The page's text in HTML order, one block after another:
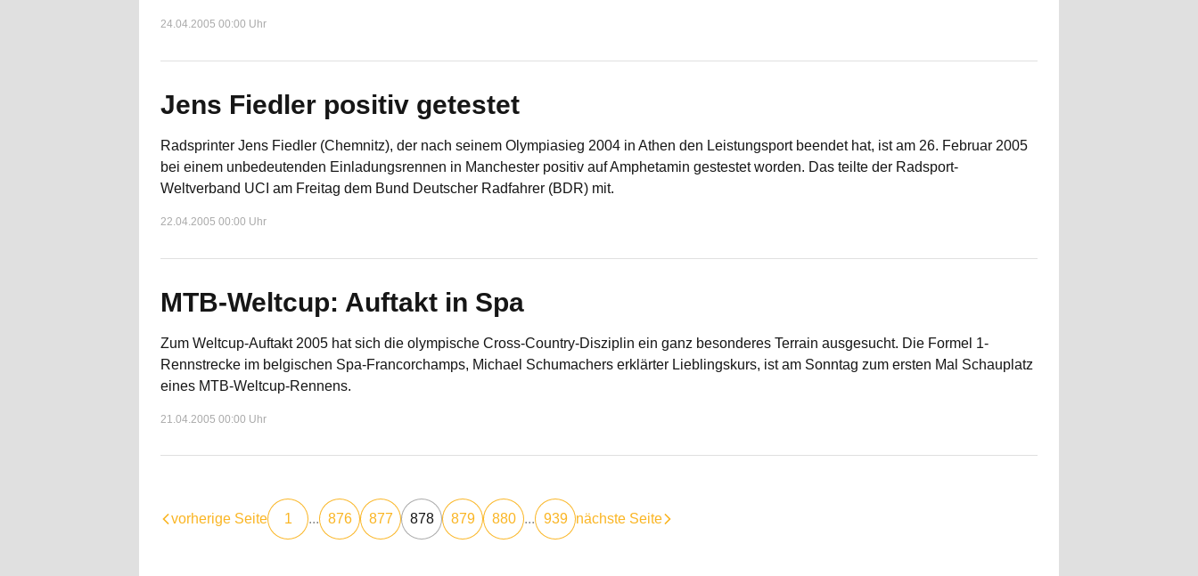
24.04.2005 00:00 Uhr
Jens Fiedler positiv getestet
Radsprinter Jens Fiedler (Chemnitz), der nach seinem Olympiasieg 2004 in Athen den Leistungsport beendet hat, ist am 26. Februar 2005
bei einem unbedeutenden Einladungsrennen in Manchester positiv auf Amphetamin gestestet worden. Das teilte der Radsport-
Weltverband UCI am Freitag dem Bund Deutscher Radfahrer (BDR) mit.
22.04.2005 00:00 Uhr
MTB-Weltcup: Auftakt in Spa
Zum Weltcup-Auftakt 2005 hat sich die olympische Cross-Country-Disziplin ein ganz besonderes Terrain ausgesucht. Die Formel 1-
Rennstrecke im belgischen Spa-Francorchamps, Michael Schumachers erklärter Lieblingskurs, ist am Sonntag zum ersten Mal Schauplatz
eines MTB-Weltcup-Rennens.
21.04.2005 00:00 Uhr
vorherige Seite 1 ... 876 877 878 879 880 ... 939 nächste Seite